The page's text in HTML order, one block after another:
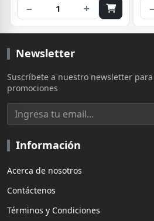
− 1 + −
Newsletter
Suscríbete a nuestro newsletter
promociones
Información
Acerca de nosotros
Contáctenos
Términos y Condiciones